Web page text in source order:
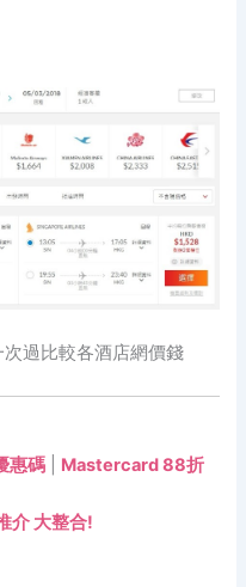
次過比較各酒店網價錢
惠碼
Mastercard 88折
介 大整合!